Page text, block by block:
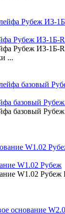
Рубеж ИЗ-1Б-
Рубеж ИЗ-1Б-
...
базовый
базовый
W1.02 Рубеж
W1.02 Рубеж